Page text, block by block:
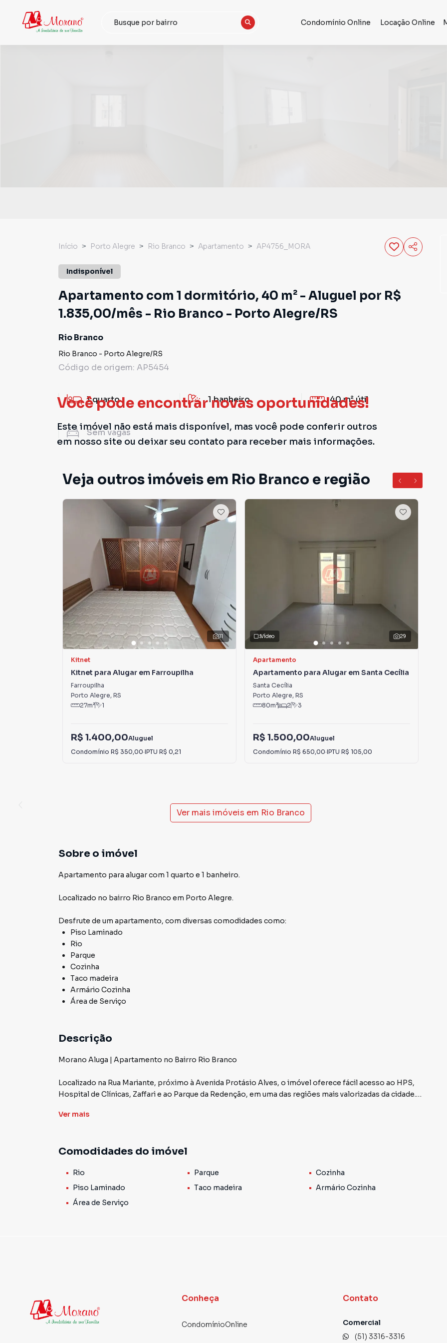
Condomínio Online Locação Online
Você pode encontrar novas oportunidades!
Este imóvel não está mais disponível, mas você pode conferir outros
em nosso site ou deixar seu contato para receber mais informações.
Início Porto Alegre Rio Branco Apartamento AP4756_MORA
Indisponível
Apartamento com 1 dormitório, 40 m² - Aluguel por R$
1.835,00/mês - Rio Branco - Porto Alegre/RS
Rio Branco
Rio Branco - Porto Alegre/RS
Código de origem: AP5454
1quarto 1 banheiro 40 m²útil
Semvagas
Veja outros imóveis em Rio Branco e região
11
Kitnet
Kitnet para Alugar em Farroupilha
Farroupilha
Porto Alegre, RS
27m² 1
R$ 1.400,00Aluguel
Condomínio R$ 350,00·IPTU R$ 0,21
29
Vídeo
Apartamento
Apartamento para Alugar em Santa Cecília
Santa Cecília
Porto Alegre, RS
80m² 2 3
R$ 1.500,00Aluguel
Condomínio R$ 650,00·IPTU R$ 105,00
Ver mais imóveis em Rio Branco
Sobre o imóvel
Apartamento para alugar com 1 quarto e 1 banheiro.
Localizado no bairro Rio Branco em Porto Alegre.
Desfrute de um apartamento, com diversas comodidades como:
Piso Laminado
Rio
Parque
Cozinha
Taco madeira
Armário Cozinha
Área de Serviço
Descrição
Morano Aluga | Apartamento no Bairro Rio Branco
Localizado na Rua Mariante, próximo à Avenida Protásio Alves, o imóvel oferece fácil acesso ao HPS,
Hospital de Clínicas, Zaffari e ao Parque da Redenção, em uma das regiões mais valorizadas da cidade.
O apartamento conta com 1 dormitório, está reformado e pronto para morar. Possui banheiro social
possuir posição solar leste, oferecendo ótima iluminação natural.
Ideal para quem busca conforto, praticidade e excelente localização.
Ver mais
Comodidades do imóvel
Rio Parque
Cozinha
Piso Laminado
Taco madeira
Armário Cozinha
Área de Serviço
Conheça
CondomínioOnline
Contato
Comercial
(51) 3316-3316